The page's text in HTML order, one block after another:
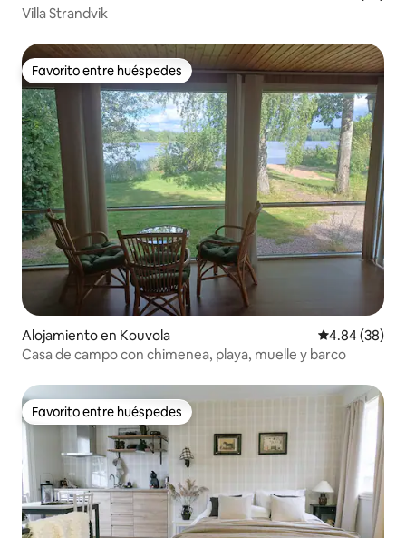
Villa Strandvik
Favorito entre huéspedes
Favorito entre huéspedes
Alojamiento en Kouvola Calificación
4.84 (38)
Casa de campo con chimenea, playa, muelle y barco
Favorito entre huéspedes
Favorito entre huéspedes